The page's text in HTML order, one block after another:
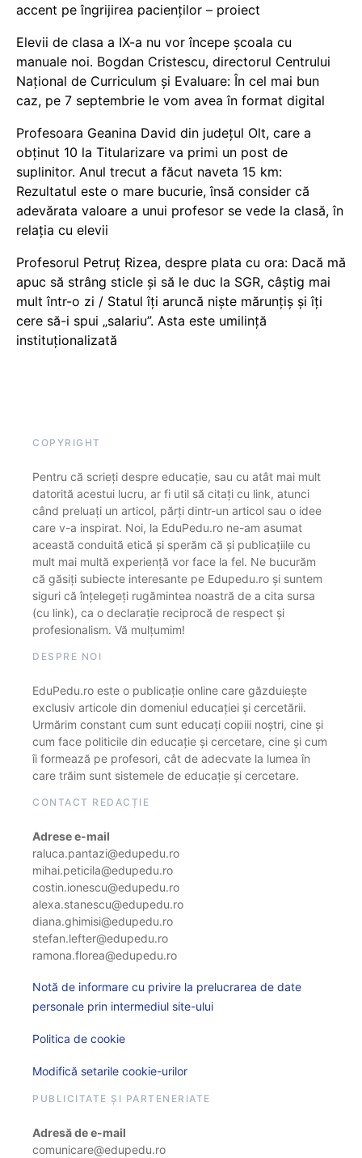
accent pe îngrijirea pacienților – proiect
Elevii de clasa a IX-a nu vor începe școala cu
manuale noi. Bogdan Cristescu, directorul Centrului
Național de Curriculum și Evaluare: În cel mai bun
caz, pe 7 septembrie le vom avea în format digital
Profesoara Geanina David din județul Olt, care a
obținut 10 la Titularizare va primi un post de
suplinitor. Anul trecut a făcut naveta 15 km:
Rezultatul este o mare bucurie, însă consider că
adevărata valoare a unui profesor se vede la clasă, în
relația cu elevii
Profesorul Petruț Rizea, despre plata cu ora: Dacă mă
apuc să strâng sticle și să le duc la SGR, câștig mai
mult într-o zi / Statul îți aruncă niște mărunțiș și îți
cere să-i spui „salariu”. Asta este umilință
instituționalizată
COPYRIGHT
Pentru că scrieți despre educație, sau cu atât mai mult
datorită acestui lucru, ar fi util să citați cu link, atunci
când preluați un articol, părți dintr-un articol sau o idee
care v-a inspirat. Noi, la EduPedu.ro ne-am asumat
această conduită etică și sperăm că și publicațiile cu
mult mai multă experiență vor face la fel. Ne bucurăm
că găsiți subiecte interesante pe Edupedu.ro și suntem
siguri că înțelegeți rugămintea noastră de a cita sursa
(cu link), ca o declarație reciprocă de respect și
profesionalism. Vă mulțumim!
DESPRE NOI
EduPedu.ro este o publicație online care găzduiește
exclusiv articole din domeniul educației și cercetării.
Urmărim constant cum sunt educați copiii noștri, cine și
cum face politicile din educație și cercetare, cine și cum
îi formează pe profesori, cât de adecvate la lumea în
care trăim sunt sistemele de educație și cercetare.
CONTACT REDACȚIE
Adrese e-mail
raluca.pantazi@edupedu.ro
mihai.peticila@edupedu.ro
costin.ionescu@edupedu.ro
alexa.stanescu@edupedu.ro
diana.ghimisi@edupedu.ro
stefan.lefter@edupedu.ro
ramona.florea@edupedu.ro
Notă de informare cu privire la prelucrarea de date
personale prin intermediul site-ului
Politica de cookie
Modifică setarile cookie-urilor
PUBLICITATE ȘI PARTENERIATE
Adresă de e-mail
comunicare@edupedu.ro